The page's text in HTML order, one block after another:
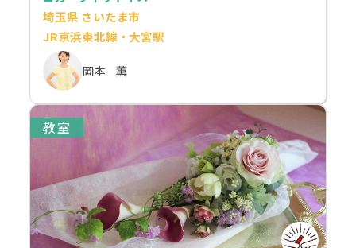
埼玉県 さいたま市
JR京浜東北線・大宮駅
岡本 薫
教室